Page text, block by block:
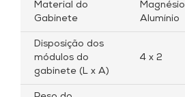
Material do
Gabinete
Magnésio
Alumínio
Disposição dos
módulos do
gabinete (L x A)
4 x 2